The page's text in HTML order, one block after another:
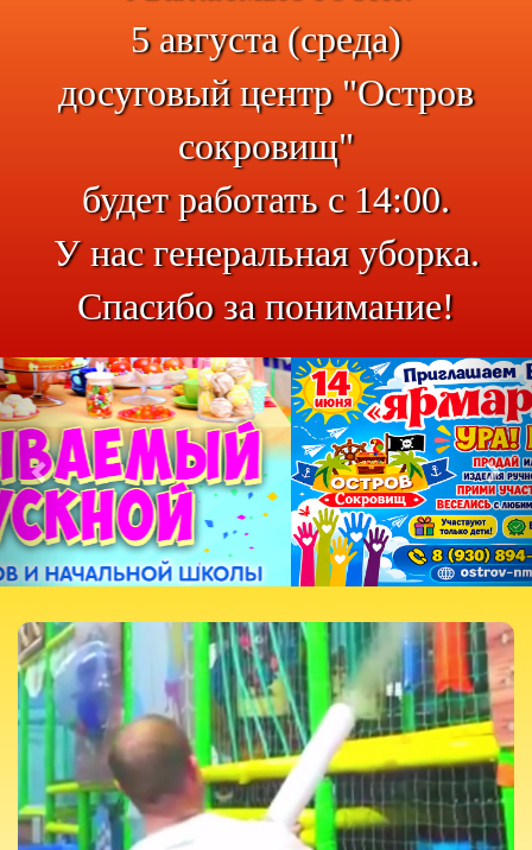
5 августа (среда)
досуговый центр "Остров
сокровищ"
будет работать с 14:00.
У нас генеральная уборка.
Спасибо за понимание!
Previous